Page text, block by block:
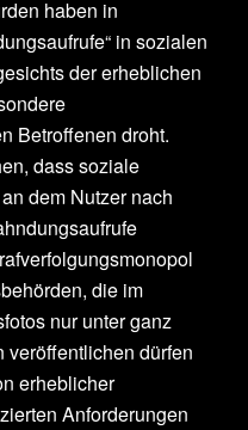
haben in
in sozialen
der erheblichen
Betroffenen droht.
dass soziale
dem Nutzer nach
die im
nur unter ganz
veröffentlichen dürfen
erheblicher
Anforderungen